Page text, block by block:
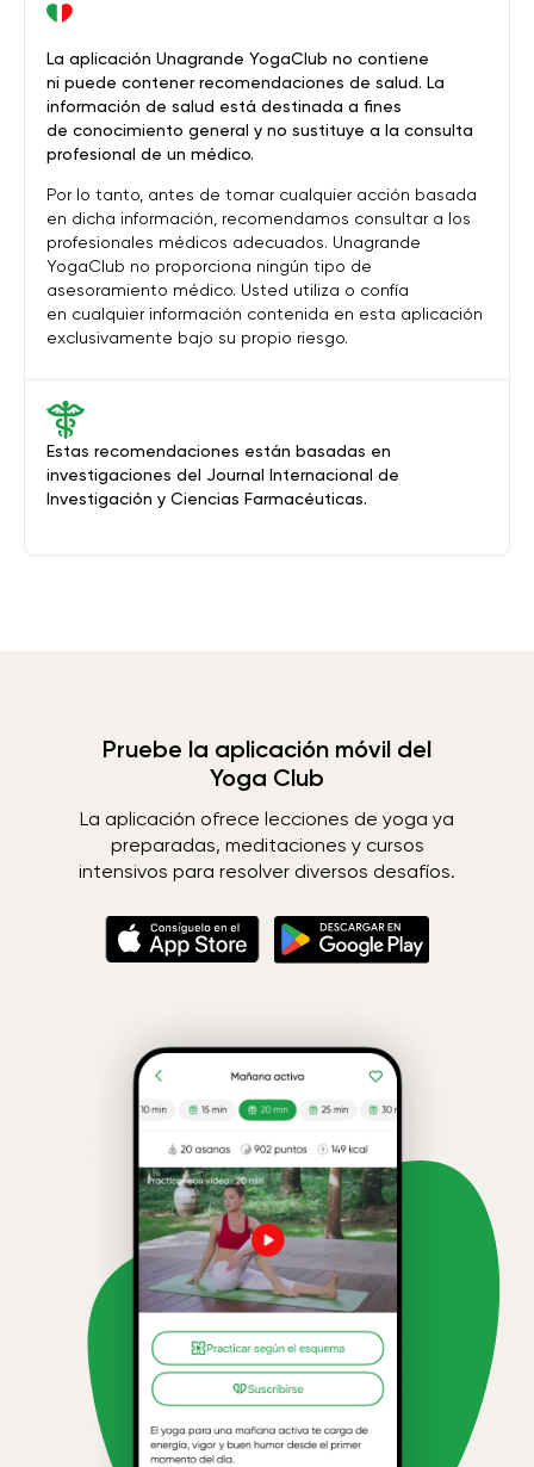
Estas recomendaciones están basadas en
investigaciones del Journal Internacional de
Investigación y Ciencias Farmacéuticas.
La aplicación Unagrande YogaClub no contiene
ni puede contener recomendaciones de salud. La
información de salud está destinada a fines
de conocimiento general y no sustituye a la consulta
profesional de un médico.
Por lo tanto, antes de tomar cualquier acción basada
en dicha información, recomendamos consultar a los
profesionales médicos adecuados. Unagrande
YogaClub no proporciona ningún tipo de
asesoramiento médico. Usted utiliza o confía
en cualquier información contenida en esta aplicación
exclusivamente bajo su propio riesgo.
Pruebe la aplicación móvil del
Yoga Club
La aplicación ofrece lecciones de yoga ya
preparadas, meditaciones y cursos
intensivos para resolver diversos desafíos.